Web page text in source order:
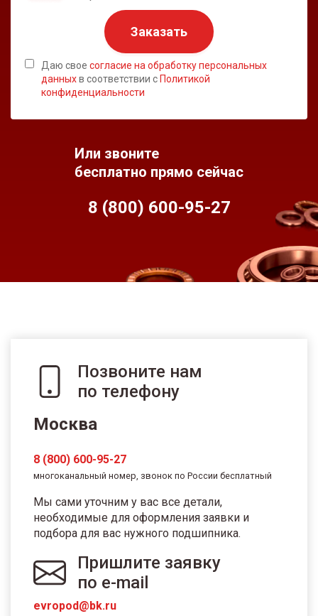
Заказать
Даю свое согласие на обработку персональных
данныхв соответствии с Политикой
конфиденциальности
Или звоните
бесплатно прямо сейчас
8 (800) 600-95-27
Позвоните нам
по телефону
Москва
8 (800) 600-95-27
многоканальный номер, звонок по России бесплатный
Мы сами уточним у вас все детали,
необходимые для оформления заявки и
подбора для вас нужного подшипника.
Пришлите заявку
по e-mail
evropod@bk.ru